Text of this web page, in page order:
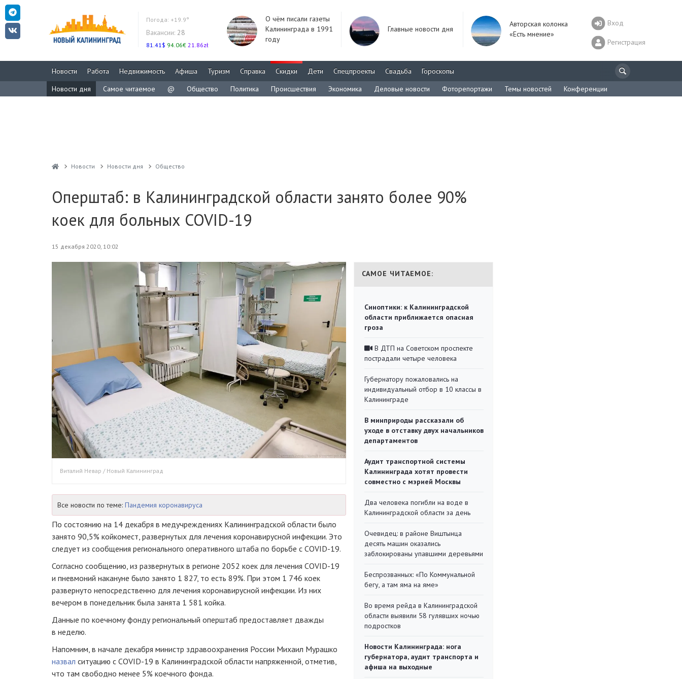
Погода: +19.9°
Вакансии: 28
81.41$ 94.06€ 21.86zł
О чём писали газеты
Калининграда в 1991
году
Главные новости дня
Авторская колонка
«Есть мнение»
Вход
Регистрация
Новости Работа Недвижимость Афиша Туризм Справка Скидки Дети Спецпроекты Свадьба
Гороскопы
Новости дня
Самое читаемое @ Общество Политика Происшествия Экономика Деловые новости Фоторепортажи Темы новостей Конференции
Новости Новости дня Общество
Оперштаб: в Калининградской области занято более 90%
коек для больных COVID-19
15 декабря 2020, 10:02
Виталий Невар / Новый Калининград
Все новости по теме: Пандемия коронавируса
По состоянию на 14 декабря в медучреждениях Калининградской области было
занято 90,5% койкомест, развернутых для лечения коронавирусной инфекции. Это
следует из сообщения регионального оперативного штаба по борьбе с COVID-19.
Согласно сообщению, из развернутых в регионе 2052 коек для лечения COVID-19
и пневмоний накануне было занято 1 827, то есть 89%. При этом 1 746 коек
развернуто непосредственно для лечения коронавирусной инфекции. Из них
вечером в понедельник была занята 1 581 койка.
Данные по коечному фонду региональный оперштаб предоставляет дважды
в неделю.
Напомним, в начале декабря министр здравоохранения России Михаил Мурашко
назвал ситуацию с COVID-19 в Калининградской области напряженной, отметив,
что там свободно менее 5% коечного фонда.
САМОЕ ЧИТАЕМОЕ:
Синоптики: к Калининградской
области приближается опасная
гроза
В ДТП на Советском проспекте
пострадали четыре человека
Губернатору пожаловались на
индивидуальный отбор в 10 классы в
Калининграде
В минприроды рассказали об
уходе в отставку двух начальников
департаментов
Аудит транспортной системы
Калининграда хотят провести
совместно с мэрией Москвы
Два человека погибли на воде в
Калининградской области за день
Очевидец: в районе Виштынца
десять машин оказались
заблокированы упавшими деревьями
Беспрозванных: «По Коммунальной
бегу, а там яма на яме»
Во время рейда в Калининградской
области выявили 58 гулявших ночью
подростков
Новости Калининграда: нога
губернатора, аудит транспорта и
афиша на выходные